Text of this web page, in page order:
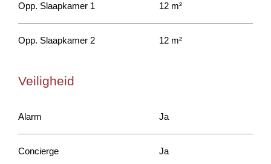
Opp. Slaapkamer 1 12 m²
Opp. Slaapkamer 2 12 m²
Veiligheid
Alarm Ja
Concierge Ja